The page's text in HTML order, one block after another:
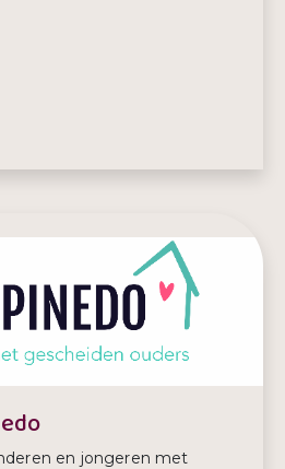
en jongeren met